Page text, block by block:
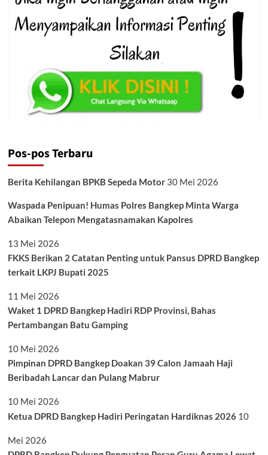
Pos-pos Terbaru
Berita Kehilangan BPKB Sepeda Motor 30 Mei 2026
Waspada Penipuan! Humas Polres Bangkep Minta Warga
Abaikan Telepon Mengatasnamakan Kapolres
13 Mei 2026
FKKS Berikan 2 Catatan Penting untuk Pansus DPRD Bangkep
terkait LKPJ Bupati 2025
11 Mei 2026
Waket 1 DPRD Bangkep Hadiri RDP Provinsi, Bahas
Pertambangan Batu Gamping
10 Mei 2026
Pimpinan DPRD Bangkep Doakan 39 Calon Jamaah Haji
Beribadah Lancar dan Pulang Mabrur
10 Mei 2026
Ketua DPRD Bangkep Hadiri Peringatan Hardiknas 2026 10
Mei 2026